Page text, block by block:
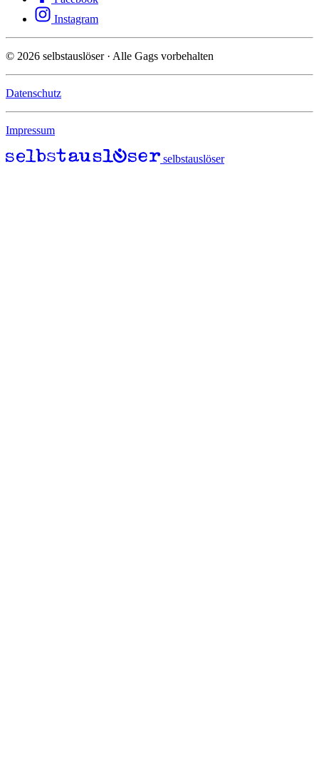
Instagram
© 2026 selbstauslöser · Alle Gags vorbehalten
Datenschutz
Impressum
selbstauslöser